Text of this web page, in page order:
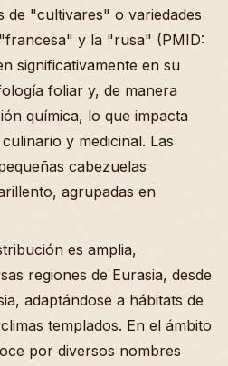
de "cultivares" o variedades
y la "rusa" (PMID:
significativamente en su
foliar y, de manera
química, lo que impacta
y medicinal. Las
cabezuelas
agrupadas en
es amplia,
regiones de Eurasia, desde
adaptándose a hábitats de
templados. En el ámbito
por diversos nombres